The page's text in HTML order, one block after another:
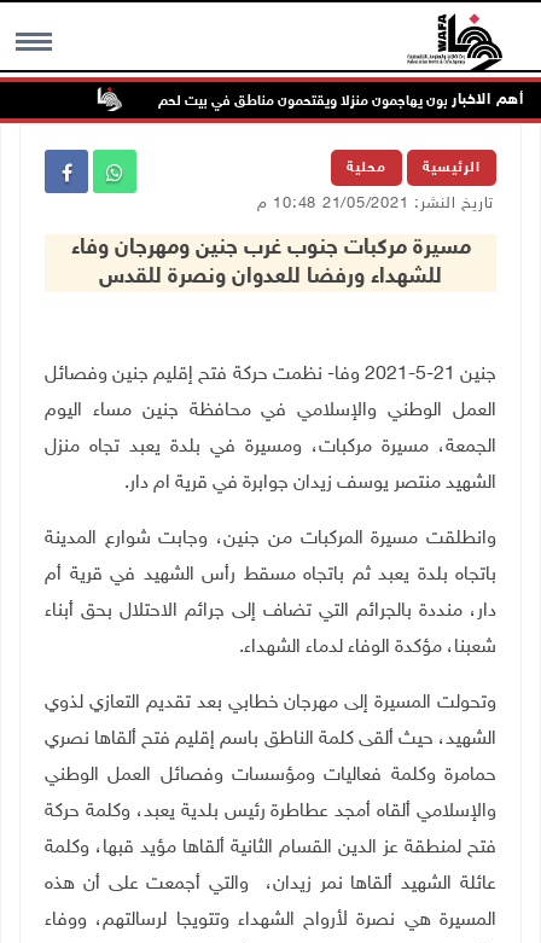
MENU أهم الاخبار
إرهابيون يهاجمون منزلا ويقتحمون مناطق في بيت لحم
الرئيسية محلية
تاريخ النشر: 21/05/2021 10:48 م
مسيرة مركبات جنوب غرب جنين ومهرجان وفاء
للشهداء ورفضا للعدوان ونصرة للقدس
جنين 21-5-2021 وفا- نظمت حركة فتح إقليم جنين وفصائل
العمل الوطني والإسلامي في محافظة جنين مساء اليوم
الجمعة، مسيرة مركبات، ومسيرة في بلدة يعبد تجاه منزل
الشهيد منتصر يوسف زيدان جوابرة في قرية ام دار.
وانطلقت مسيرة المركبات من جنين، وجابت شوارع المدينة
باتجاه بلدة يعبد ثم باتجاه مسقط رأس الشهيد في قرية أم
دار، منددة بالجرائم التي تضاف إلى جرائم الاحتلال بحق أبناء
شعبنا، مؤكدة الوفاء لدماء الشهداء.
وتحولت المسيرة إلى مهرجان خطابي بعد تقديم التعازي لذوي
الشهيد، حيث ألقى كلمة الناطق باسم إقليم فتح ألقاها نصري
حمامرة وكلمة فعاليات ومؤسسات وفصائل العمل الوطني
والإسلامي ألقاه أمجد عطاطرة رئيس بلدية يعبد، وكلمة حركة
فتح لمنطقة عز الدين القسام الثانية ألقاها مؤيد قبها، وكلمة
عائلة الشهيد ألقاها نمر زيدان، والتي أجمعت على أن هذه
المسيرة هي نصرة لأرواح الشهداء وتتويجا لرسالتهم، ووفاء